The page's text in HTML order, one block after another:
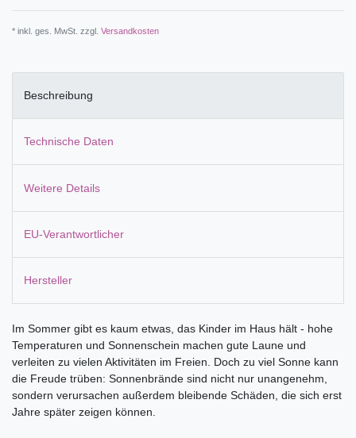
* inkl. ges. MwSt. zzgl. Versandkosten
Beschreibung
Technische Daten
Weitere Details
EU-Verantwortlicher
Hersteller
Im Sommer gibt es kaum etwas, das Kinder im Haus hält - hohe
Temperaturen und Sonnenschein machen gute Laune und
verleiten zu vielen Aktivitäten im Freien. Doch zu viel Sonne kann
die Freude trüben: Sonnenbrände sind nicht nur unangenehm,
sondern verursachen außerdem bleibende Schäden, die sich erst
Jahre später zeigen können.